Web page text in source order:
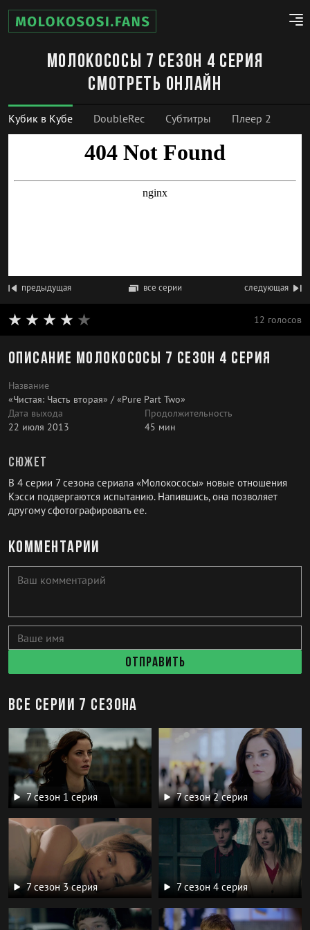
Молокососы 7 сезон 4 серия
смотреть онлайн
Кубик в Кубе DoubleRec Субтитры Плеер 2
предыдущая все серии следующая
12 голосов
Описание Молокососы 7 сезон 4 серия
Название
«Чистая: Часть вторая» / «Pure Part Two»
Дата выхода
22 июля 2013
Продолжительность
45 мин
Сюжет
В 4 серии 7 сезона сериала «Молокососы» новые отношения
Кэсси подвергаются испытанию. Напившись, она позволяет
другому сфотографировать ее.
Комментарии
Отправить
Все серии 7 сезона
7 сезон 1 серия 7 сезон 2 серия
7 сезон 3 серия 7 сезон 4 серия